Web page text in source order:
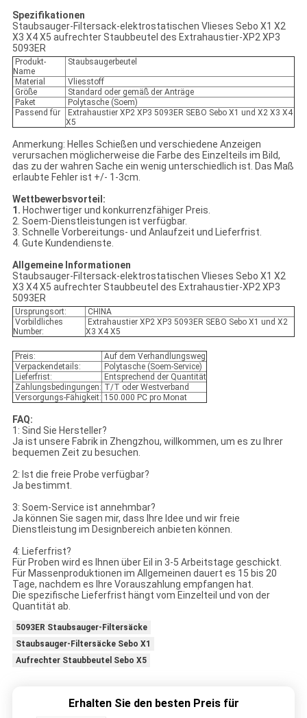
Spezifikationen
Staubsauger-Filtersack-elektrostatischen Vlieses Sebo X1 X2
X3 X4 X5 aufrechter Staubbeutel des Extrahaustier-XP2 XP3
5093ER
Produkt-
Name
Staubsaugerbeutel
Material
Vliesstoff
Größe
Standard oder gemäß der Anträge
Paket
Polytasche (Soem)
Passend für
Extrahaustier XP2 XP3 5093ER SEBO Sebo X1 und X2 X3 X4
X5
Anmerkung: Helles Schießen und verschiedene Anzeigen
verursachen möglicherweise die Farbe des Einzelteils im Bild,
das zu der wahren Sache ein wenig unterschiedlich ist. Das Maß
erlaubte Fehler ist +/- 1-3cm.
Wettbewerbsvorteil:
1. Hochwertiger und konkurrenzfähiger Preis.
2. Soem-Dienstleistungen ist verfügbar.
3. Schnelle Vorbereitungs- und Anlaufzeit und Lieferfrist.
4. Gute Kundendienste.
Allgemeine Informationen
Staubsauger-Filtersack-elektrostatischen Vlieses Sebo X1 X2
X3 X4 X5 aufrechter Staubbeutel des Extrahaustier-XP2 XP3
5093ER
Ursprungsort:
CHINA
Vorbildliches
Number:
Extrahaustier XP2 XP3 5093ER SEBO Sebo X1 und X2
X3 X4 X5
Preis:
Auf dem Verhandlungsweg
Verpackendetails:
Polytasche (Soem-Service)
Lieferfrist:
Entsprechend der Quantität
Zahlungsbedingungen: T/T oder Westverband
Versorgungs-Fähigkeit: 150.000 PC pro Monat
FAQ:
1: Sind Sie Hersteller?
Ja ist unsere Fabrik in Zhengzhou, willkommen, um es zu Ihrer
bequemen Zeit zu besuchen.
2: Ist die freie Probe verfügbar?
Ja bestimmt.
3: Soem-Service ist annehmbar?
Ja können Sie sagen mir, dass Ihre Idee und wir freie
Dienstleistung im Designbereich anbieten können.
4: Lieferfrist?
Für Proben wird es Ihnen über Eil in 3-5 Arbeitstage geschickt.
Für Massenproduktionen im Allgemeinen dauert es 15 bis 20
Tage, nachdem es Ihre Vorauszahlung empfangen hat.
Die spezifische Lieferfrist hängt vom Einzelteil und von der
Quantität ab.
5093ER Staubsauger-Filtersäcke
Staubsauger-Filtersäcke Sebo X1
Aufrechter Staubbeutel Sebo X5
Erhalten Sie den besten Preis für